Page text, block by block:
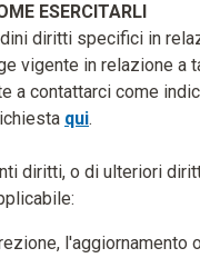
ESERCITARLI
diritti specifici in
vigente in relazione a
a contattarci come
qui.
diritti, o di ulteriori
l'aggiornamento